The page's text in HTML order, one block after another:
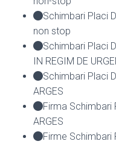
Schimbari Placi
non stop
Schimbari Placi
IN REGIM DE
Schimbari Placi
ARGES
Firma Schimbari
ARGES
Firme Schimbari